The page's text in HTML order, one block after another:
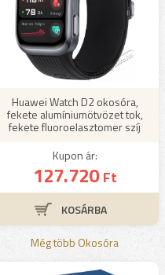
Huawei Watch D2 okosóra,
fekete alumíniumötvözet tok,
fekete fluoroelasztomer szíj
Kupon ár:
127.720Ft
Még több Okosóra